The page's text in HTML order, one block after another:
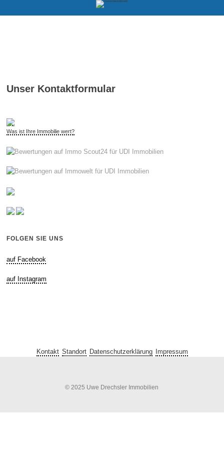
Unser Kontaktformular
Was ist Ihre Immobilie wert?
FOLGEN SIE UNS
auf Facebook
auf Instagram
Kontakt Standort Datenschutzerklärung Impressum
© 2025 Uwe Drechsler Immobilien